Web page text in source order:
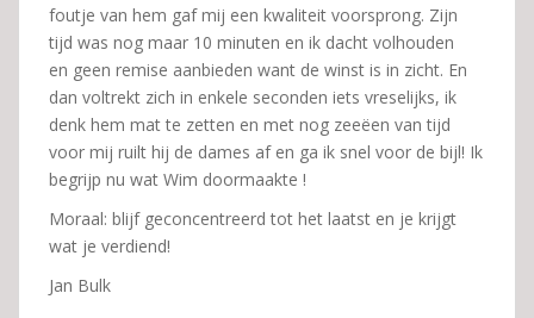
foutje van hem gaf mij een kwaliteit voorsprong. Zijn
tijd was nog maar 10 minuten en ik dacht volhouden
en geen remise aanbieden want de winst is in zicht. En
dan voltrekt zich in enkele seconden iets vreselijks, ik
denk hem mat te zetten en met nog zeeëen van tijd
voor mij ruilt hij de dames af en ga ik snel voor de bijl! Ik
begrijp nu wat Wim doormaakte !
Moraal: blijf geconcentreerd tot het laatst en je krijgt
wat je verdiend!
Jan Bulk